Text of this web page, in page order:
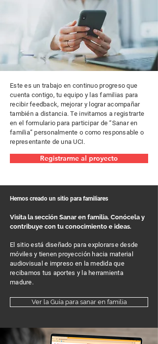
Este es un trabajo en continuo progreso que
cuenta contigo, tu equipo y las familias para
recibir feedback, mejorar y lograr acompañar
también a distancia. Te invitamos a registrarte
en el formulario para participar de “Sanar en
familia” personalmente o como responsable o
representante de una UCI.
Registrarme al proyecto
Hemos creado un sitio para familiares
Visita la sección Sanar en familia. Conócela y
contribuye con tu conocimiento e ideas.
El sitio está diseñado para explorarse desde
móviles y tienen proyección hacia material
audiovisual e impreso en la medida que
recibamos tus aportes y la herramienta
madure.
Ver la Guía para sanar en familia